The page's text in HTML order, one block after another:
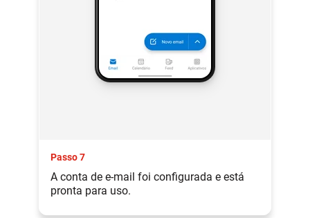
Passo 7
A conta de e-mail foi configurada e está
pronta para uso.